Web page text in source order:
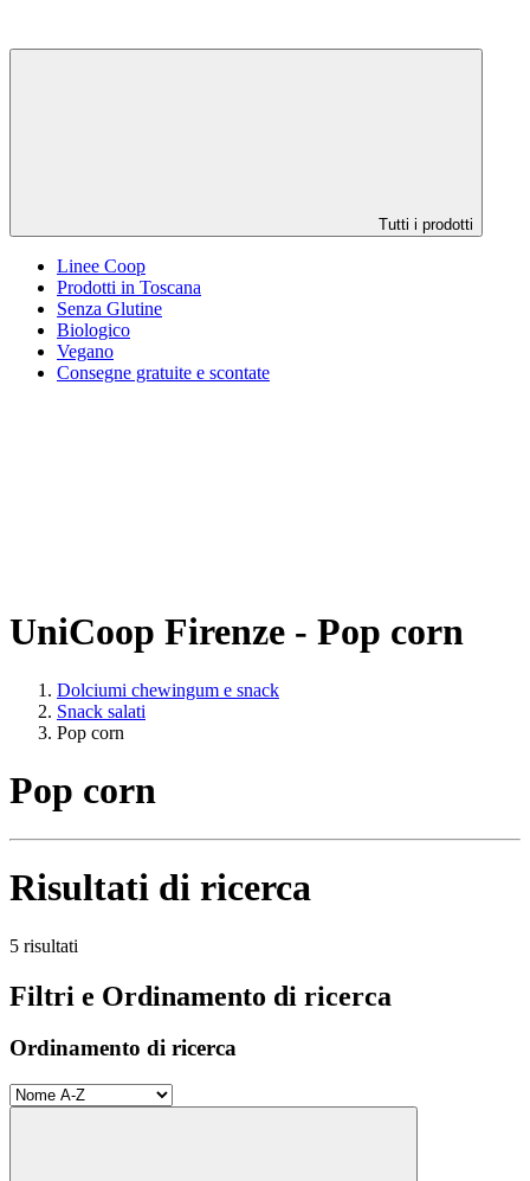
Tutti i prodotti
Linee Coop
Prodotti in Toscana
Senza Glutine
Biologico
Vegano
Consegne gratuite e scontate
UniCoop Firenze - Pop corn
Dolciumi chewingum e snack
Snack salati
Pop corn
Pop corn
Risultati di ricerca
5 risultati
Filtri e Ordinamento di ricerca
Ordinamento di ricerca